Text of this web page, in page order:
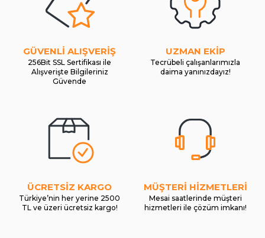
GÜVENLİ ALIŞVERİŞ
256Bit SSL Sertifikası ile
Alışverişte Bilgileriniz
Güvende
UZMAN EKİP
Tecrübeli çalışanlarımızla
daima yanınızdayız!
ÜCRETSİZ KARGO
Türkiye’nin her yerine 2500
TL ve üzeri ücretsiz kargo!
MÜŞTERİ HİZMETLERİ
Mesai saatlerinde müşteri
hizmetleri ile çözüm imkanı!